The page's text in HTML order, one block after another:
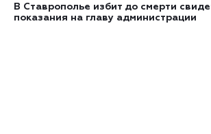
В Ставрополье избит до смерти
показания на главу администрации